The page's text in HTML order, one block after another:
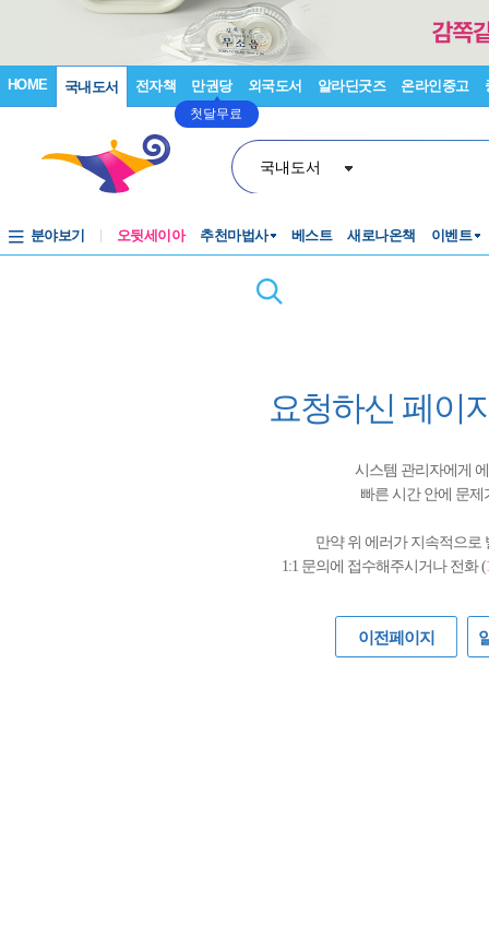
HOME 국내도서 전자책 만권당
첫달무료
외국도서 알라딘굿즈 온라인중고
국내도서
분야보기 오뒷세이아 추천마법사 베스트 새로나온책 이벤트
요청하신 페이
시스템 관리자에게
빠른 시간 안에 문
만약 위 에러가 지속적으로
1:1 문의에 접수해주시거나 전화 (
이전페이지